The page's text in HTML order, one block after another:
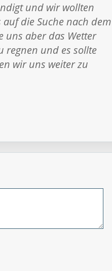
und wir wollten
die Suche nach dem
uns aber das Wetter
regnen und es sollte
wir uns weiter zu